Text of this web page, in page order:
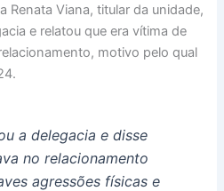
Renata Viana, titular da unidade,
e relatou que era vítima de
motivo pelo qual
a delegacia e disse
no relacionamento
agressões físicas e